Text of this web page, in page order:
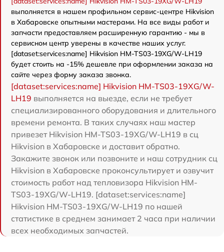
выполняется в нашем профильном сервис-центре Hikvision
в Хабаровске опытными мастерами. На все виды работ и
запчасти предоставляем расширенную гарантию - мы в
сервисном центр уверены в качестве наших услуг.
[dataset:services:name] Hikvision HM-TS03-19XG/W-LH19
будет стоить на -15% дешевле при оформлении заказа на
сайте через форму заказа звонка.
[dataset:services:name] Hikvision HM-TS03-19XG/W-
LH19 выполняется на выезде, если не требует
специализированного оборудования и длительного
времени ремонта. В таких случаях наш мастер
привезет Hikvision HM-TS03-19XG/W-LH19 в сц
Hikvision в Хабаровске и доставит обратно.
Закажите звонок или позвоните и наш сотрудник сц
Hikvision в Хабаровске проконсультирует и озвучит
стоимость работ над тепловизора Hikvision HM-
TS03-19XG/W-LH19. [dataset:services:name]
Hikvision HM-TS03-19XG/W-LH19 по нашей
статистике в среднем занимает 2 часа при наличии
всех необходимых запчастей.